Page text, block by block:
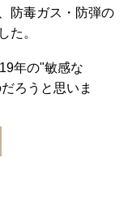
防毒ガス・防弾の
た。
年の"敏感な
ろうと思いま